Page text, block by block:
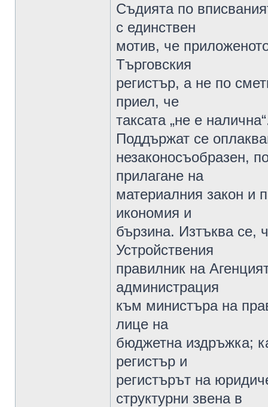
Съдията по
с единствен
мотив, че
Търговския
регистър, а не по
приел, че
таксата „не е
Поддържат се
незаконосъобразен,
прилагане на
материалния закон и
икономия и
бързина. Изтъква се,
Устройствения
правилник на
администрация
към министъра на
лице на
бюджетна издръжка;
регистър и
регистърът на
структурни звена в